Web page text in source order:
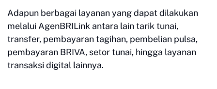
Adapun berbagai layanan yang dapat dilakukan
melalui AgenBRILink antara lain tarik tunai,
transfer, pembayaran tagihan, pembelian pulsa,
pembayaran BRIVA, setor tunai, hingga layanan
transaksi digital lainnya.